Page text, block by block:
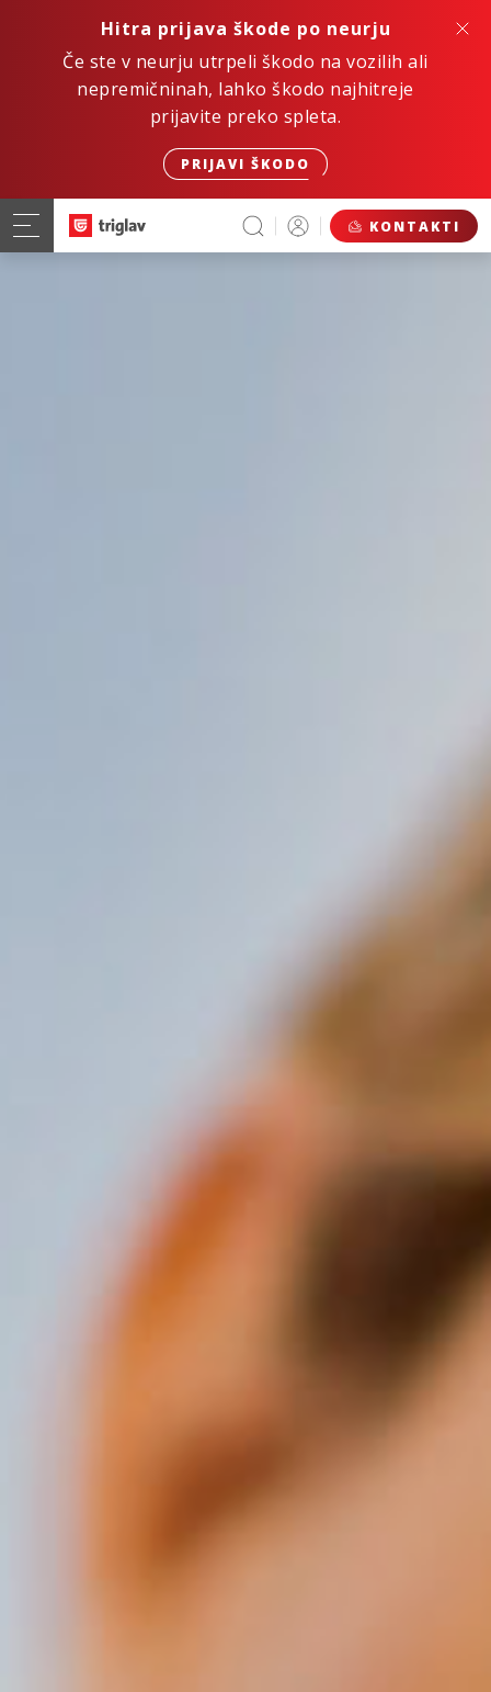
Hitra prijava škode po neurju
Če ste v neurju utrpeli škodo na vozilih ali
nepremičninah, lahko škodo najhitreje
prijavite preko spleta.
PRIJAVI ŠKODO
KONTAKTI